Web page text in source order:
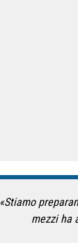
«Stiamo
mezzi ha